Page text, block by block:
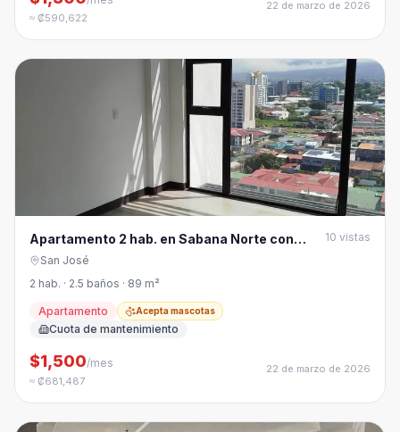
≈ ₡590,622
22 de marzo de 2026
Apartamento 2 hab. en Sabana Norte con
vista
10 vistas
San José
2 hab. · 2.5 baños · 89 m²
Apartamento Acepta mascotas
Cuota de mantenimiento
$1,500/mes
≈ ₡681,487
22 de marzo de 2026